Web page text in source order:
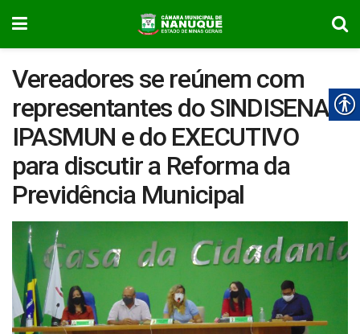
Vereadores se reúnem com
representantes do SINDISENA,
IPASMUN e do EXECUTIVO
para discutir a Reforma da
Previdência Municipal